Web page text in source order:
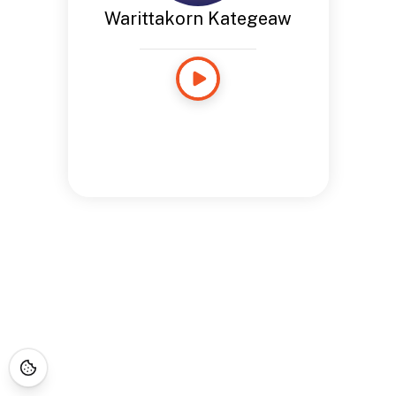
Warittakorn Kategeaw